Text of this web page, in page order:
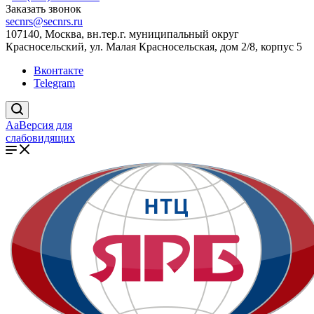
Заказать звонок
secnrs@secnrs.ru
107140, Москва, вн.тер.г. муниципальный округ
Красносельский, ул. Малая Красносельская, дом 2/8, корпус 5
Вконтакте
Telegram
AaВерсия для
слабовидящих